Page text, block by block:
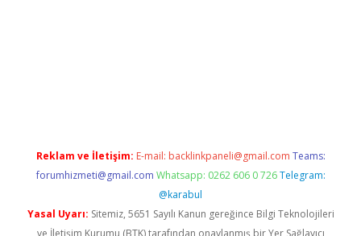
Reklam ve İletişim: E-mail: backlinkpaneli@gmail.com Teams:
forumhizmeti@gmail.com Whatsapp: 0262 606 0 726 Telegram:
@karabul
Yasal Uyarı: Sitemiz, 5651 Sayılı Kanun gereğince Bilgi Teknolojileri
ve İletişim Kurumu (BTK) tarafından onaylanmış bir Yer Sağlayıcı